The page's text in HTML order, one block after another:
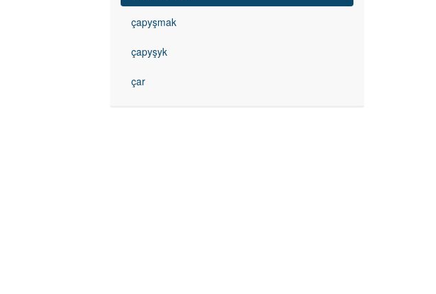
çapyşmak
çapyşyk
çar